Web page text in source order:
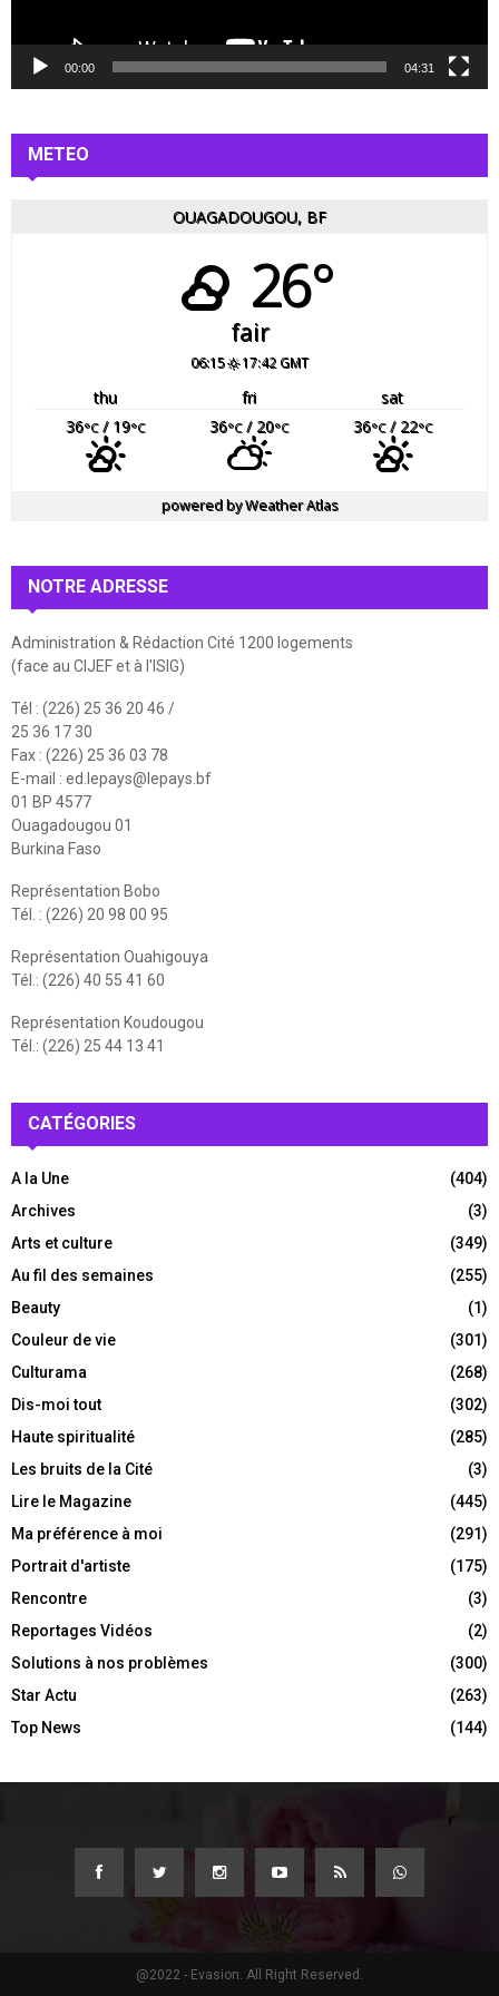
d
o
00:00 04:31
METEO
OUAGADOUGOU, BF
26°
fair
06:15 17:42 GMT
thu fri
sat
36°C/ 19°C 36°C/ 20°C 36°C/ 22°C
powered byWeather Atlas
NOTRE ADRESSE
Administration & Rédaction Cité 1200 logements
(face au CIJEF et à l'ISIG)
Tél : (226) 25 36 20 46 /
25 36 17 30
Fax : (226) 25 36 03 78
E-mail : ed.lepays@lepays.bf
01 BP 4577
Ouagadougou 01
Burkina Faso
Représentation Bobo
Tél. : (226) 20 98 00 95
Représentation Ouahigouya
Tél.: (226) 40 55 41 60
Représentation Koudougou
Tél.: (226) 25 44 13 41
CATÉGORIES
A la Une
(404)
Archives
(3)
Arts et culture
(349)
Au fil des semaines
(255)
Beauty
(1)
Couleur de vie
(301)
Culturama
(268)
Dis-moi tout
(302)
Haute spiritualité
(285)
Les bruits de la Cité
(3)
Lire le Magazine
(445)
Ma préférence à moi
(291)
Portrait d'artiste
(175)
Rencontre
(3)
Reportages Vidéos
(2)
Solutions à nos problèmes
(300)
Star Actu
(263)
Top News
(144)
@2022 - Evasion. All Right Reserved.